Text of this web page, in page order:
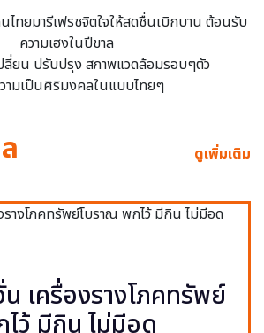
ทยมารีเฟรชจิตใจให้สดชื่นเบิกบาน ต้อนรับ
ความเฮงในปีขาล
ลี่ยน ปรับปรุง สภาพแวดล้อมรอบๆตัว
ามเป็นศิริมงคลในแบบไทยๆ
ดูเพิ่มเติม
เครื่องรางโภคทรัพย์